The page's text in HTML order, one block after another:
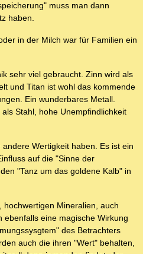
muss man dann
haben.
in der Milch war für Familien ein
sehr viel gebraucht. Zinn wird als
und Titan ist wohl das kommende
Ein wunderbares Metall.
Stahl, hohe Unempfindlichkeit
Wertigkeit haben. Es ist ein
auf die "Sinne der
"Tanz um das goldene Kalb" in
Mineralien, auch
ebenfalls eine magische Wirkung
des Betrachters
auch die ihren "Wert" behalten,